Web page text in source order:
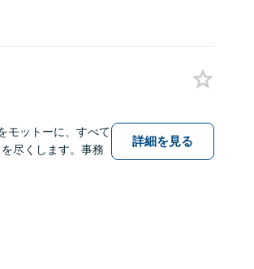
モットーに、すべて
尽くします。事務
詳細を見る